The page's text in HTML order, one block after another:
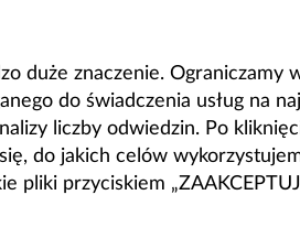
duże znaczenie. Ograniczamy
do świadczenia usług na
liczby odwiedzin. Po
do jakich celów
przyciskiem